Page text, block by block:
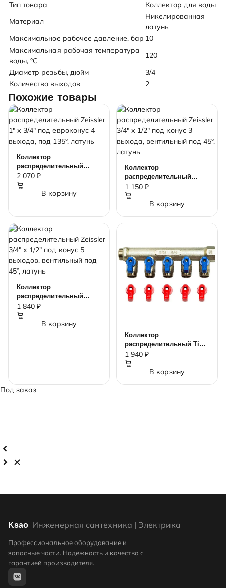
Тип товара
Коллектор для воды
Материал
Никелированная
латунь
Максимальное рабочее давление, бар 10
Максимальная рабочая температура
воды, °C
120
Диаметр резьбы, дюйм
3/4
Количество выходов
2
Похожие товары
Коллектор
распределительный
Zeissler 1" х 3/4" под
евроконус 4 выхода, под
135°, латунь
2 070 ₽
В корзину
Коллектор
распределительный
Zeissler 3/4" х 1/2" под
конус 3 выхода,
вентильный под 45°,
1 150 ₽
В корзину
Коллектор
распределительный
Zeissler 3/4" х 1/2" под
конус 5 выходов,
вентильный под 45°,
1 840 ₽
В корзину
Коллектор
распределительный Tim
3/4" х 1/2" под конус 5
выходов, с шаровыми
кранами, латунь
1 940 ₽
В корзину
Под заказ
Ksao Инженерная сантехника | Электрика
Профессиональное оборудование и
запасные части. Надёжность и качество с
гарантией производителя.